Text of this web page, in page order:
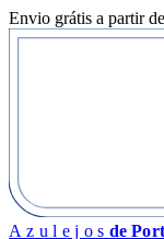
Envio grátis a partir
Azulejos de